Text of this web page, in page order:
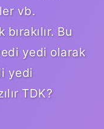
vb.
Bu
yedi olarak
yedi
TDK?